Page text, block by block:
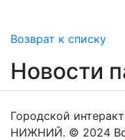
Возврат к списку
Новости
Городской
НИЖНИЙ. © 2024